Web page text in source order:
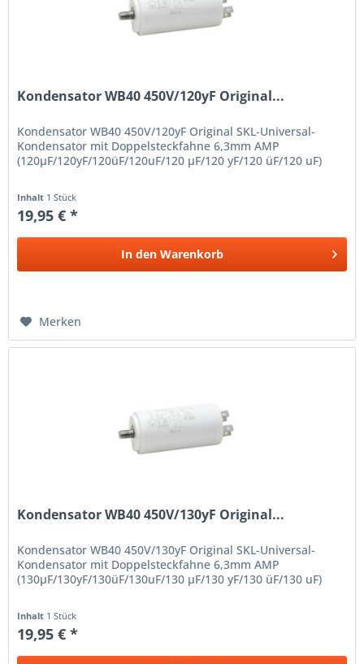
Kondensator WB40 450V/120yF Original...
Kondensator WB40 450V/120yF Original SKL-Universal-
Kondensator mit Doppelsteckfahne 6,3mm AMP
(120µF/120yF/120üF/120uF/120 µF/120 yF/120 üF/120 uF)
Inhalt 1 Stück
19,95 € *
In den Warenkorb
Merken
Kondensator WB40 450V/130yF Original...
Kondensator WB40 450V/130yF Original SKL-Universal-
Kondensator mit Doppelsteckfahne 6,3mm AMP
(130µF/130yF/130üF/130uF/130 µF/130 yF/130 üF/130 uF)
Inhalt 1 Stück
19,95 € *